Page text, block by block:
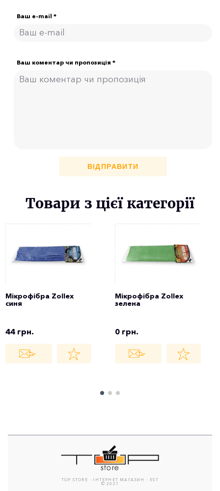
Ваш e-mail *
Ваш коментар чи пропозиція *
ВІДПРАВИТИ
Товари з цієї категорії
Мікрофібра Zollex
синя
44 грн.
Мікрофібра Zollex
зелена
0 грн.
TOP STORE - ІНТЕРНЕТ МАГАЗИН - EST
© 2021